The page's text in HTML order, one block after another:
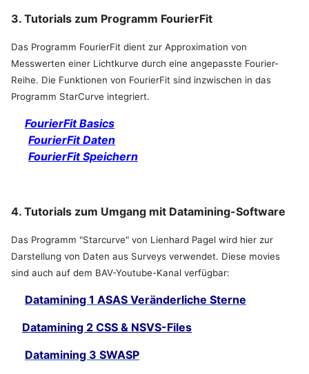
3. Tutorials zum Programm FourierFit
Das Programm FourierFit dient zur Approximation von
Messwerten einer Lichtkurve durch eine angepasste Fourier-
Reihe. Die Funktionen von FourierFit sind inzwischen in das
Programm StarCurve integriert.
FourierFit Basics
FourierFit Daten
FourierFit Speichern
4. Tutorials zum Umgang mit Datamining-Software
Das Programm "Starcurve" von Lienhard Pagel wird hier zur
Darstellung von Daten aus Surveys verwendet. Diese movies
sind auch auf dem BAV-Youtube-Kanal verfügbar:
Datamining 1 ASAS Veränderliche Sterne
Datamining 2 CSS & NSVS-Files
Datamining 3 SWASP